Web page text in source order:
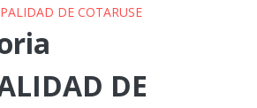
DE COTARUSE
DE